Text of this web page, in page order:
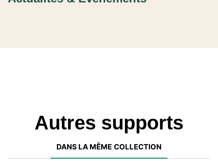
Autres supports
DANS LA MÊME COLLECTION